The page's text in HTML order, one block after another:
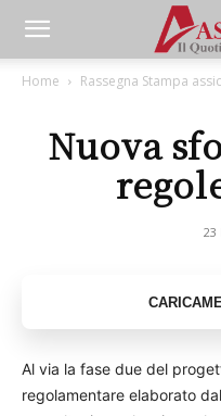
Home Rassegna Stampa
Nuova
23
Al via la fase due del
regolamentare elaborato